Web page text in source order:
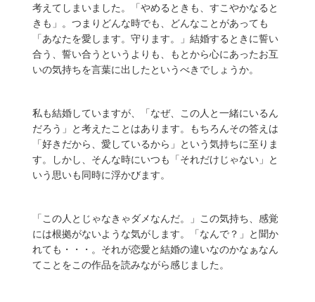
考えてしまいました。「やめるときも、すこやかなると
きも」。つまりどんな時でも、どんなことがあっても
「あなたを愛します。守ります。」結婚するときに誓い
合う、誓い合うというよりも、もとから心にあったお互
いの気持ちを言葉に出したというべきでしょうか。
私も結婚していますが、「なぜ、この人と一緒にいるん
だろう」と考えたことはあります。もちろんその答えは
「好きだから、愛しているから」という気持ちに至りま
す。しかし、そんな時にいつも「それだけじゃない」と
いう思いも同時に浮かびます。
「この人とじゃなきゃダメなんだ。」この気持ち、感覚
には根拠がないような気がします。「なんで？」と聞か
れても・・・。それが恋愛と結婚の違いなのかなぁなん
てことをこの作品を読みながら感じました。